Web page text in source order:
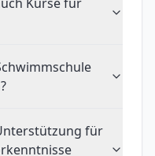
Kurse für
für